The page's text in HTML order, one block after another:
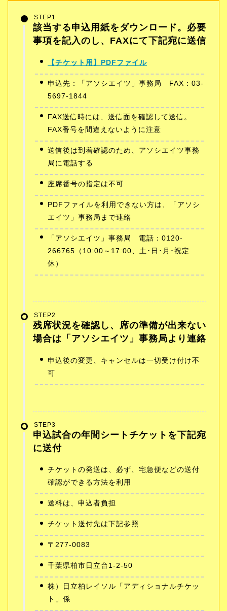
STEP1
該当する申込用紙をダウンロード。必要
事項を記入のし、FAXにて下記宛に送信
【チケット用】PDFファイル
申込先：「アソシエイツ」事務局 FAX：03-
5697-1844
FAX送信時には、送信面を確認して送信。
FAX番号を間違えないように注意
送信後は到着確認のため、アソシエイツ事務
局に電話する
座席番号の指定は不可
PDFファイルを利用できない方は、「アソシ
エイツ」事務局まで連絡
「アソシエイツ」事務局 電話：0120-
266765（10:00～17:00、土･日･月･祝定
休）
STEP2
残席状況を確認し、席の準備が出来ない
場合は「アソシエイツ」事務局より連絡
申込後の変更、キャンセルは一切受け付け不
可
STEP3
申込試合の年間シートチケットを下記宛
に送付
チケットの発送は、必ず、宅急便などの送付
確認ができる方法を利用
送料は、申込者負担
チケット送付先は下記参照
〒277-0083
千葉県柏市日立台1-2-50
株）日立柏レイソル「アディショナルチケッ
ト」係